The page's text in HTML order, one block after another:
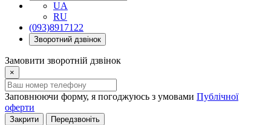
UA
RU
(093)8917122
Зворотний дзвінок
Замовити зворотній дзвінок
×
Заповнюючи форму, я погоджуюсь з умовами Публічної
оферти
Закрити Передзвоніть